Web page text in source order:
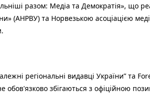
разом: Медіа та Демократія», що
(АНРВУ) та Норвезькою асоціацією
регіональні видавці України”
обов'язково збігаються з офіційною